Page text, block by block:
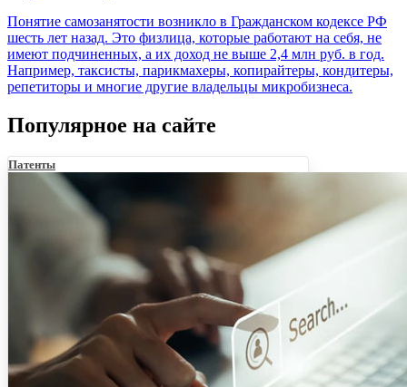
Понятие самозанятости возникло в Гражданском кодексе РФ
шесть лет назад. Это физлица, которые работают на себя, не
имеют подчиненных, а их доход не выше 2,4 млн руб. в год.
Например, таксисты, парикмахеры, копирайтеры, кондитеры,
репетиторы и многие другие владельцы микробизнеса.
Популярное на сайте
Патенты